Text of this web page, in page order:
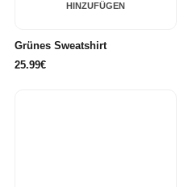
HINZUFÜGEN
Grünes Sweatshirt
25.99€